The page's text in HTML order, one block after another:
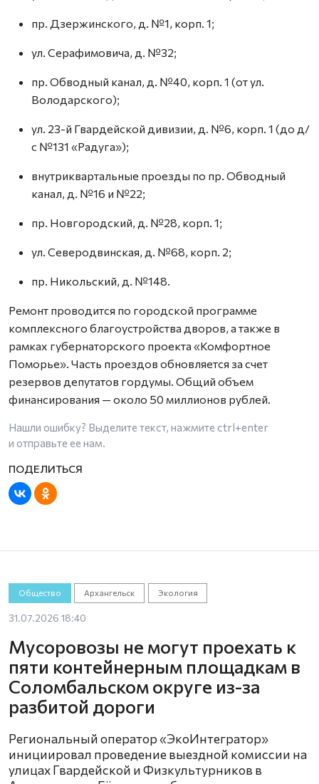
пр. Дзержинского, д. №1, корп. 1;
ул. Серафимовича, д. №32;
пр. Обводный канал, д. №40, корп. 1 (от ул.
Володарского);
ул. 23-й Гвардейской дивизии, д. №6, корп. 1 (до д/
с №131 «Радуга»);
внутриквартальные проезды по пр. Обводный
канал, д. №16 и №22;
пр. Новгородский, д. №28, корп. 1;
ул. Северодвинская, д. №68, корп. 2;
пр. Никольский, д. №148.
Ремонт проводится по городской программе
комплексного благоустройства дворов, а также в
рамках губернаторского проекта «Комфортное
Поморье». Часть проездов обновляется за счет
резервов депутатов гордумы. Общий объем
финансирования — около 50 миллионов рублей.
Нашли ошибку? Выделите текст, нажмите ctrl+enter
и отправьте ее нам.
Общество Архангельск Экология
31.07.2026 18:40
Мусоровозы не могут проехать к
пяти контейнерным площадкам в
Соломбальском округе из-за
разбитой дороги
Региональный оператор «ЭкоИнтегратор»
инициировал проведение выездной комиссии на
улицах Гвардейской и Физкультурников в